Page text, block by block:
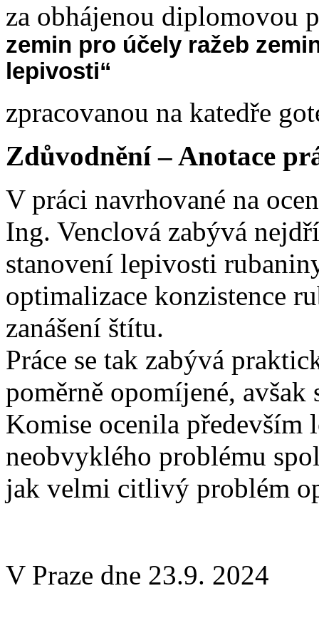
za obhájenou diplomovou
zemin pro účely ražeb
lepivosti“
zpracovanou na katedře
Zdůvodnění – Anotace
V práci navrhované na
Ing. Venclová zabývá
stanovení lepivosti
optimalizace konzistence
zanášení štítu.
Práce se tak zabývá
poměrně opomíjené,
Komise ocenila
neobvyklého problému
jak velmi citlivý problém
V Praze dne 23.9. 2024